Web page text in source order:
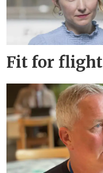
Fit for flight